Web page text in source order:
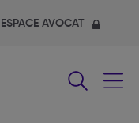
ESPACE AVOCAT